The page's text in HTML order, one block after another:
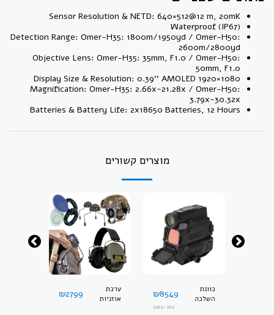
Sensor Resolution & NETD: 640×512@12 m, 20mK
Waterproof (IP67)
Detection Range: Omer-H35: 1800m/1950yd / Omer-H50:
2600m/2800yd
Objective Lens: Omer-H35: 35mm, F1.0 / Omer-H50:
50mm, F1.0
Display Size & Resolution: 0.39'' AMOLED 1920×1080
Magnification: Omer-H35: 2.66x~21.28x / Omer-H50:
3.79x~30.32x
Batteries & Battery Life: 2x18650 Batteries, 12 Hours
מוצרים קשורים
כוונת
השלכה
₪8549
DRS-NV
ערכת
אוזניות
₪2799